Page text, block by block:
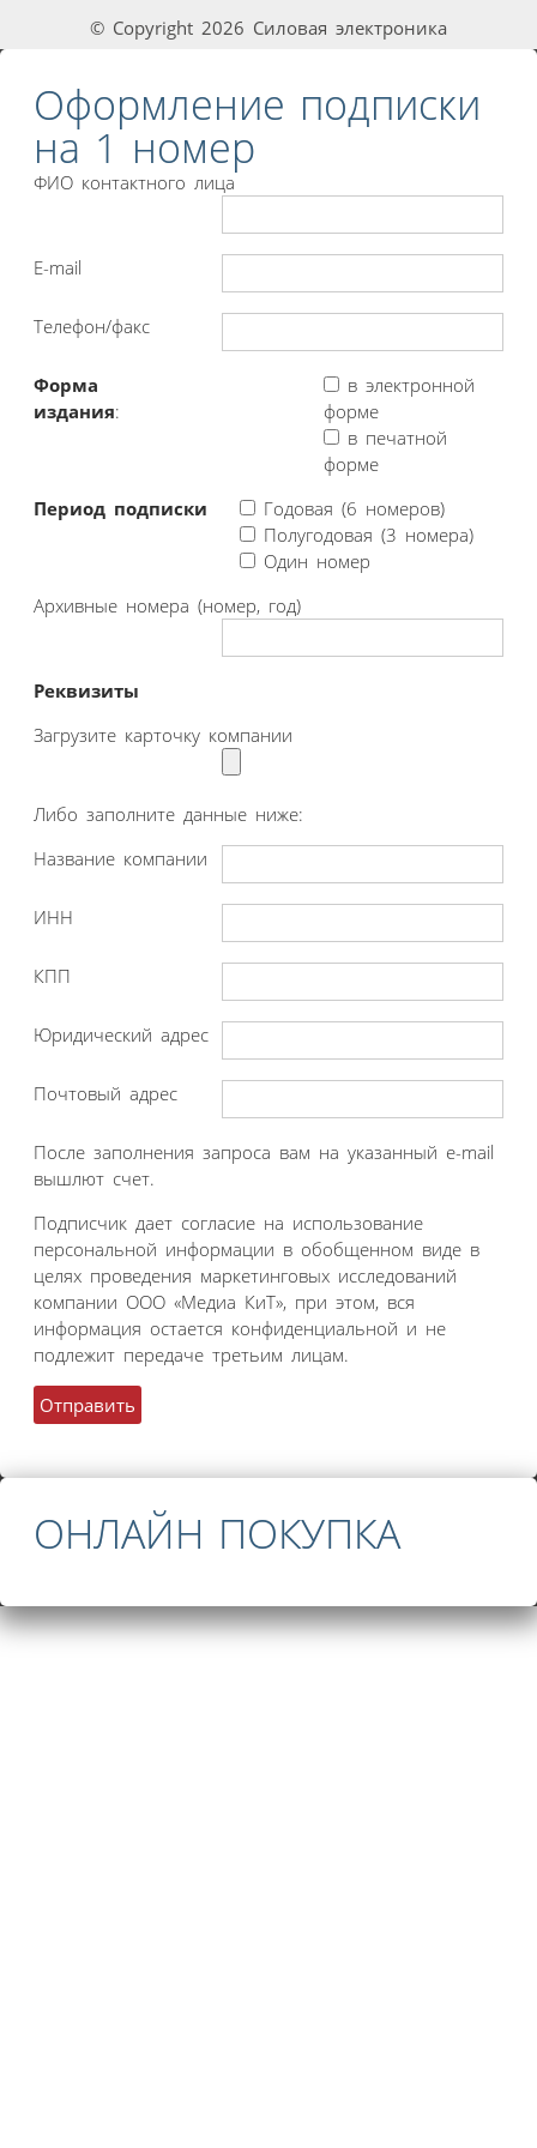
© Copyright 2026 Силовая электроника
Оформление подписки
на 1 номер
ФИО контактного лица
E-mail
Телефон/факс
Форма
издания:
в электронной
форме
в печатной
форме
Период подписки
Годовая (6 номеров)
Полугодовая (3 номера)
Один номер
Архивные номера (номер, год)
Реквизиты
Загрузите карточку компании
Либо заполните данные ниже:
Название компании
ИНН
КПП
Юридический адрес
Почтовый адрес
После заполнения запроса вам на указанный e-mail
вышлют счет.
Подписчик дает согласие на использование
персональной информации в обобщенном виде в
целях проведения маркетинговых исследований
компании ООО «Медиа КиТ», при этом, вся
информация остается конфиденциальной и не
подлежит передаче третьим лицам.
ОНЛАЙН ПОКУПКА